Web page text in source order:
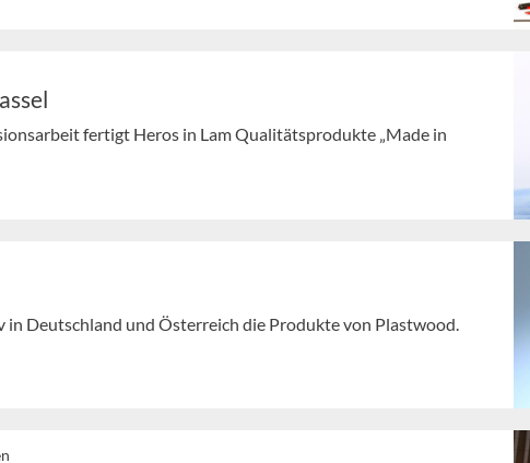
fertigt Heros in Lam Qualitätsprodukte „Made in
Deutschland und Österreich die Produkte von Plastwood.